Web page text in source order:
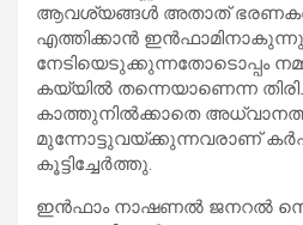
ആവശ്യങ്ങള്‍ അതാത്
എത്തിക്കാന്‍
നേടിയെടുക്കുന്നതോടൊപ്പം
കയ്യില്‍ തന്നെയാണെന്ന
കാത്തുനില്‍ക്കാതെ
മുന്നോട്ടുവയ്ക്കുന്നവരാണ്
കൂട്ടിച്ചേര്‍ത്തു.
ഇന്‍ഫാം നാഷണല്‍ ജനറല്‍